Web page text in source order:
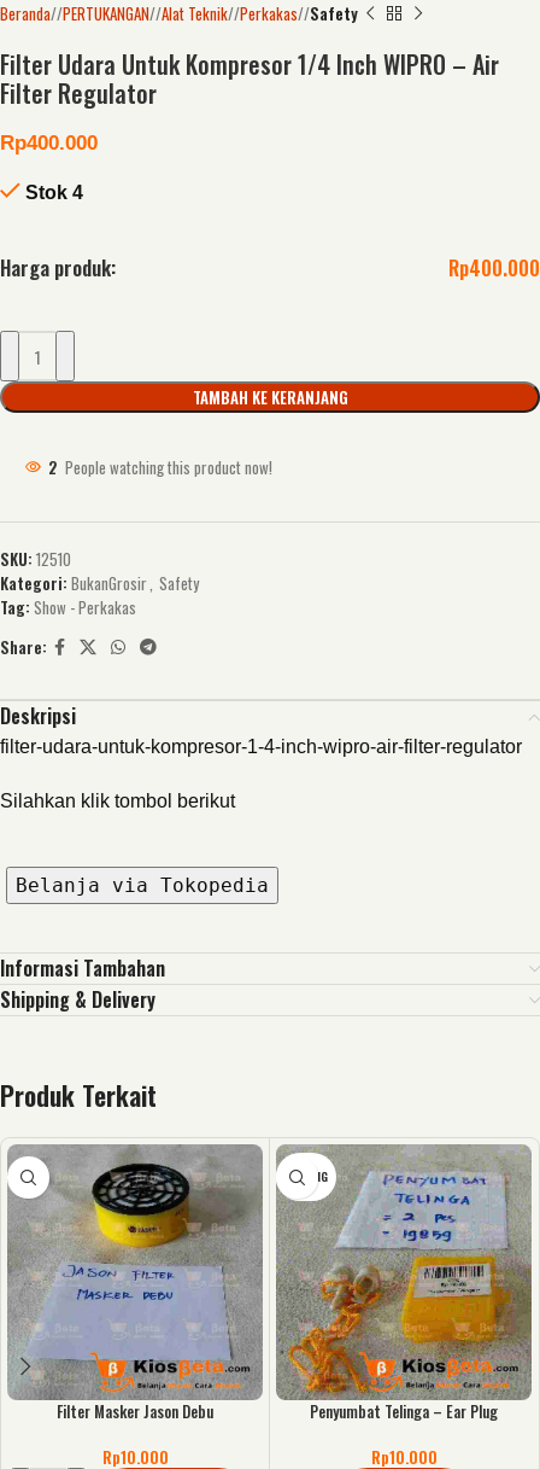
Beranda/ PERTUKANGAN/ Alat Teknik/ Perkakas/ Safety
Filter Udara Untuk Kompresor 1/4 Inch WIPRO – Air
Filter Regulator
Rp400.000
Stok 4
Harga produk: Rp400.000
TAMBAH KE KERANJANG
2 People watching this product now!
SKU: 12510
Kategori: BukanGrosir, Safety
Tag: Show - Perkakas
Share:
Deskripsi
filter-udara-untuk-kompresor-1-4-inch-wipro-air-filter-regulator
Silahkan klik tombol berikut
Belanja via Tokopedia
Informasi Tambahan
Shipping & Delivery
Produk Terkait
Filter Masker Jason Debu
Rp10.000
KOSONG
Penyumbat Telinga – Ear Plug
Rp10.000